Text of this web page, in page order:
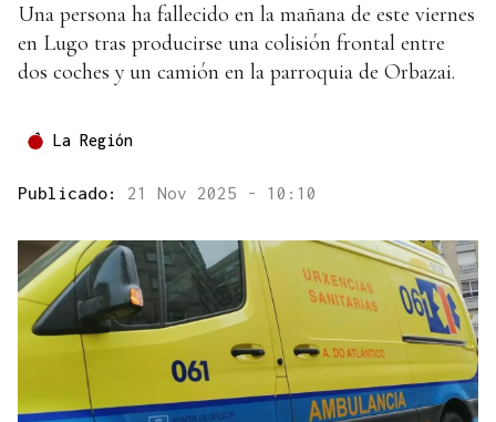
Una persona ha fallecido en la mañana de este viernes
en Lugo tras producirse una colisión frontal entre
dos coches y un camión en la parroquia de Orbazai.
La Región
Publicado: 21 Nov 2025 - 10:10